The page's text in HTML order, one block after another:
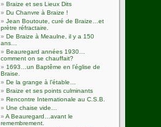
Braize et ses Lieux Dits
Du Chanvre à Braize !
Jean Boutoute, curé de Braize…et
prètre réfractaire.
De Braize à Meaulne, il y a 150
ans…
Beauregard années 1930…
comment on se chauffait?
1693…un Baptême en l’église de
Braise.
De la grange à l’étable…
Braize et ses points culminants
Rencontre Internationale au C.S.B.
Une chaise vide…
A Beauregard…avant le
remembrement.